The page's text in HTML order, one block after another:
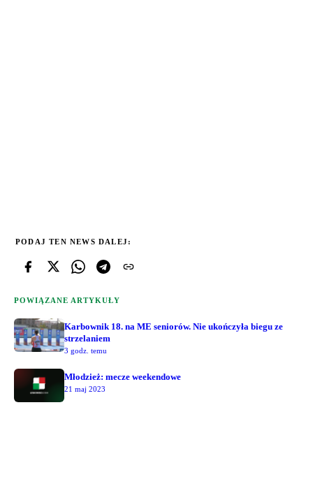
PODAJ TEN NEWS DALEJ:
POWIĄZANE ARTYKUŁY
Karbownik 18. na ME seniorów. Nie ukończyła biegu ze
strzelaniem
3 godz. temu
Młodzież: mecze weekendowe
21 maj 2023